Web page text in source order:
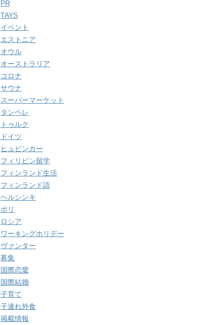
PR
TAYS
イベント
エストニア
オウル
オーストラリア
コロナ
サウナ
スーパーマーケット
タンペレ
トゥルク
ドイツ
ヒュビンカー
フィリピン留学
フィンランド生活
フィンランド語
ヘルシンキ
ポリ
ロシア
ワーキングホリデー
ヴァンター
募集
国際恋愛
国際結婚
子育て
子連れ外食
掲載情報